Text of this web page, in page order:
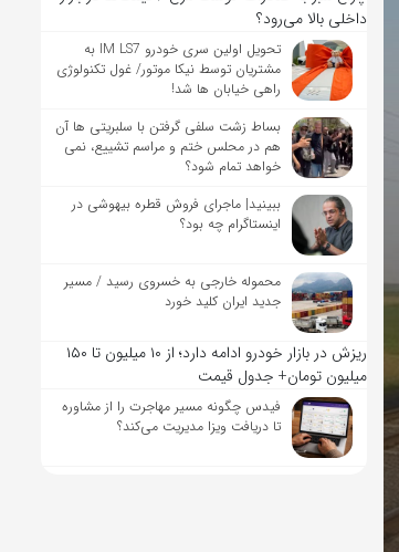
داخلی بالا می‌رود؟
تحویل اولین سری خودرو IM LS7 به
مشتریان توسط نیکا موتور/ غول تکنولوژی
راهی خیابان ها شد!
بساط زشت سلفی گرفتن با سلبریتی ها آن
هم در محلس ختم و مراسم تشییع، نمی
خواهد تمام شود؟
ببینید| ماجرای فروش قطره بیهوشی در
اینستاگرام چه بود؟
محموله خارجی به خسروی رسید / مسیر
جدید ایران کلید خورد
ریزش در بازار خودرو ادامه دارد؛ از ۱۰ میلیون تا ۱۵۰
میلیون تومان+ جدول قیمت
فیدس چگونه مسیر مهاجرت را از مشاوره
تا دریافت ویزا مدیریت می‌کند؟